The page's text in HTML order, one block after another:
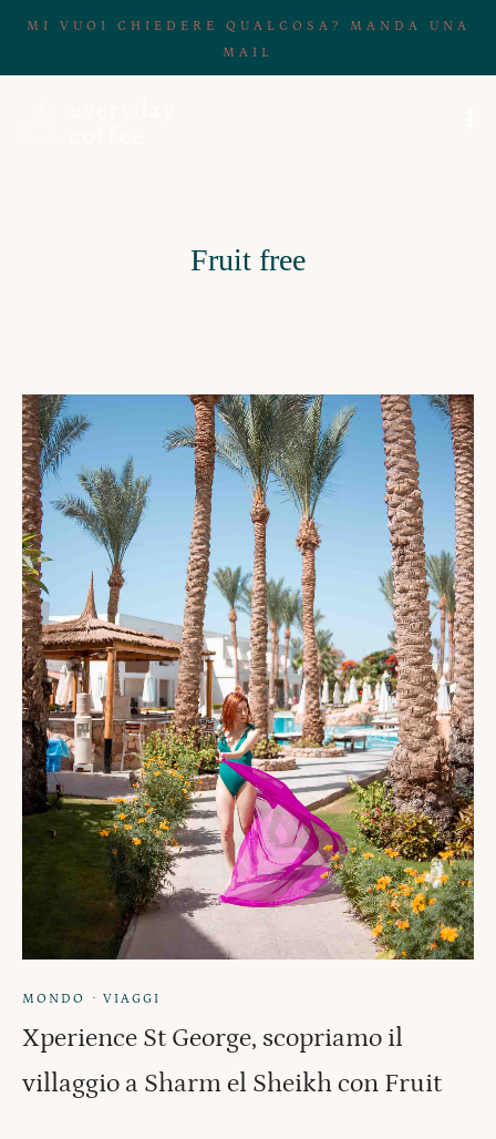
MI VUOI CHIEDERE QUALCOSA? MANDA UNA
MAIL
Fruit free
MONDO · VIAGGI
Xperience St George, scopriamo il
villaggio a Sharm el Sheikh con Fruit